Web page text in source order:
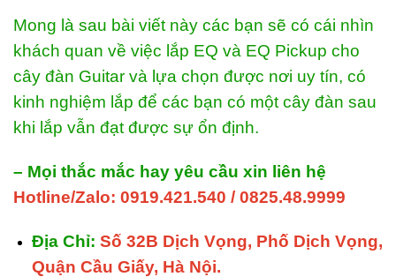
Mong là sau bài viết này các bạn sẽ có cái nhìn
khách quan về việc lắp EQ và EQ Pickup cho
cây đàn Guitar và lựa chọn được nơi uy tín, có
kinh nghiệm lắp để các bạn có một cây đàn sau
khi lắp vẫn đạt được sự ổn định.
– Mọi thắc mắc hay yêu cầu xin liên hệ
Hotline/Zalo: 0919.421.540 / 0825.48.9999
Địa Chỉ: Số 32B Dịch Vọng, Phố Dịch Vọng,
Quận Cầu Giấy, Hà Nội.